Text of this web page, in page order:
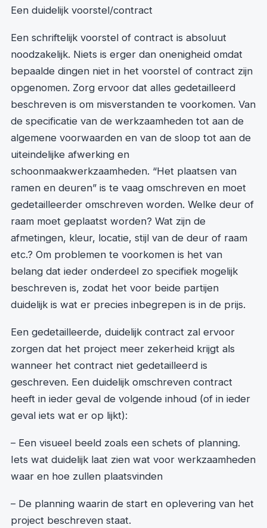
Een duidelijk voorstel/contract
Een schriftelijk voorstel of contract is absoluut
noodzakelijk. Niets is erger dan onenigheid omdat
bepaalde dingen niet in het voorstel of contract zijn
opgenomen. Zorg ervoor dat alles gedetailleerd
beschreven is om misverstanden te voorkomen. Van
de specificatie van de werkzaamheden tot aan de
algemene voorwaarden en van de sloop tot aan de
uiteindelijke afwerking en
schoonmaakwerkzaamheden. “Het plaatsen van
ramen en deuren” is te vaag omschreven en moet
gedetailleerder omschreven worden. Welke deur of
raam moet geplaatst worden? Wat zijn de
afmetingen, kleur, locatie, stijl van de deur of raam
etc.? Om problemen te voorkomen is het van
belang dat ieder onderdeel zo specifiek mogelijk
beschreven is, zodat het voor beide partijen
duidelijk is wat er precies inbegrepen is in de prijs.
Een gedetailleerde, duidelijk contract zal ervoor
zorgen dat het project meer zekerheid krijgt als
wanneer het contract niet gedetailleerd is
geschreven. Een duidelijk omschreven contract
heeft in ieder geval de volgende inhoud (of in ieder
geval iets wat er op lijkt):
– Een visueel beeld zoals een schets of planning.
Iets wat duidelijk laat zien wat voor werkzaamheden
waar en hoe zullen plaatsvinden
– De planning waarin de start en oplevering van het
project beschreven staat.